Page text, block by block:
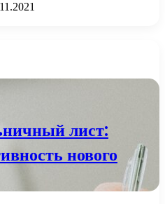
лист:
нового